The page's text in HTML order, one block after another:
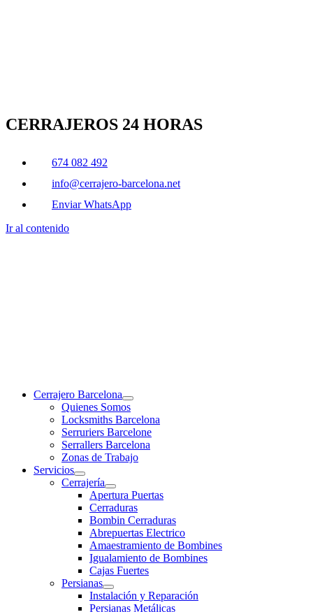
CERRAJEROS 24 HORAS
674 082 492
info@cerrajero-barcelona.net
Enviar WhatsApp
Ir al contenido
Cerrajero Barcelona
Quienes Somos
Locksmiths Barcelona
Serruriers Barcelone
Serrallers Barcelona
Zonas de Trabajo
Servicios
Cerrajería
Apertura Puertas
Cerraduras
Bombin Cerraduras
Abrepuertas Electrico
Amaestramiento de Bombines
Igualamiento de Bombines
Cajas Fuertes
Persianas
Instalación y Reparación
Persianas Metálicas